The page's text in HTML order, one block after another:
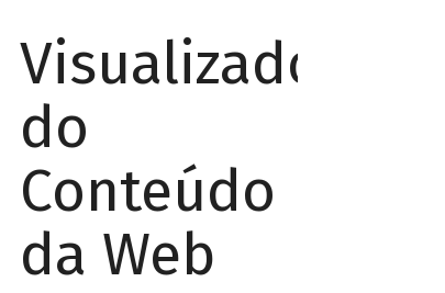
Visualizador
do
Conteúdo
da Web